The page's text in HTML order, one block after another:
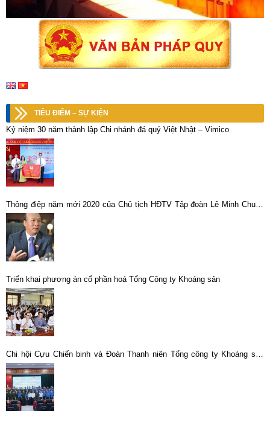
TIÊU ĐIỂM – SỰ KIỆN
Kỷ niệm 30 năm thành lập Chi nhánh đá quý Việt Nhật – Vimico
Thông điệp năm mới 2020 của Chủ tịch HĐTV Tập đoàn Lê Minh Chuẩn
gửi toàn thể Cán bộ, Công nhân viên, Người lao động TKV
Triển khai phương án cổ phần hoá Tổng Công ty Khoáng sản
Chi hội Cựu Chiến binh và Đoàn Thanh niên Tổng công ty Khoáng sản
TKV – CTCP phối hợp tổ chức Hội nghị thông tin thời sự chuyên đề năm
2026